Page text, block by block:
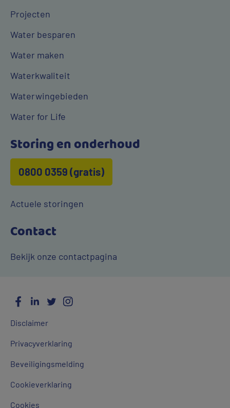
Projecten
Water besparen
Water maken
Waterkwaliteit
Waterwingebieden
Water for Life
Storing en onderhoud
0800 0359 (gratis)
Actuele storingen
Contact
Bekijk onze contactpagina
Algemene
Disclaimer
Privacyverklaring
Beveiligingsmelding
Cookieverklaring
Cookies
Social
Media
Facebook
LinkedInTwitter